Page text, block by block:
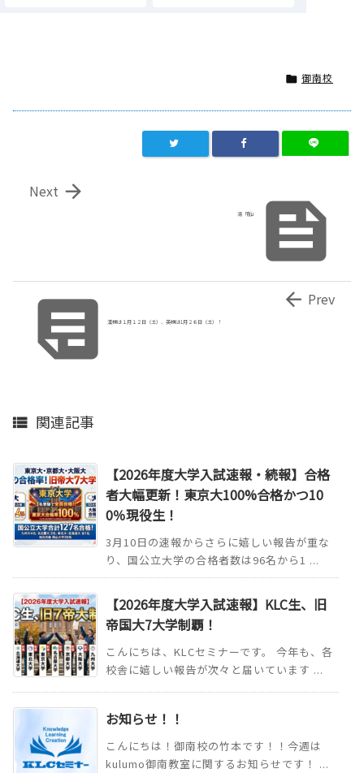
 御南校

湯「船」

Next
漢検は１月１２日（土）、英検は1月２６日（土）！
 Prev
 関連記事
【2026年度大学入試速報・続報】合格
者大幅更新！東京大100%合格かつ10
0％現役生！
3月10日の速報からさらに嬉しい報告が重な
り、国公立大学の合格者数は96名から1 ...
【2026年度大学入試速報】KLC生、旧
帝国大7大学制覇！
こんにちは、KLCセミナーです。 今年も、各
校舎に嬉しい報告が次々と届いています ...
お知らせ！！
こんにちは！御南校の竹本です！！今週は
kulumo御南教室に関するお知らせです！ ...